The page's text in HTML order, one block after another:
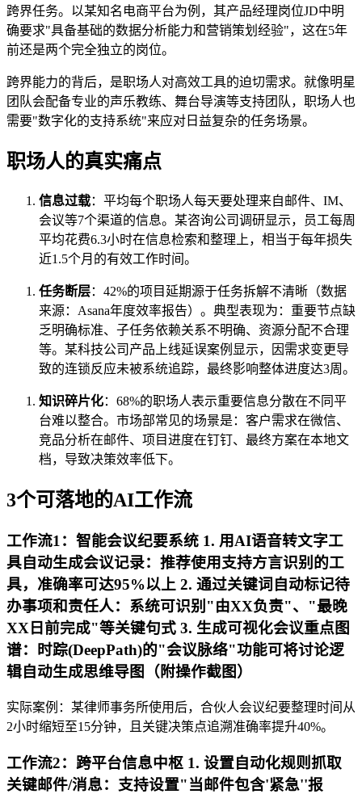
跨界任务。以某知名电商平台为例，其产品经理岗位JD中明
确要求"具备基础的数据分析能力和营销策划经验"，这在5年
前还是两个完全独立的岗位。
跨界能力的背后，是职场人对高效工具的迫切需求。就像明星
团队会配备专业的声乐教练、舞台导演等支持团队，职场人也
需要"数字化的支持系统"来应对日益复杂的任务场景。
职场人的真实痛点
信息过载：平均每个职场人每天要处理来自邮件、IM、
会议等7个渠道的信息。某咨询公司调研显示，员工每周
平均花费6.3小时在信息检索和整理上，相当于每年损失
近1.5个月的有效工作时间。
任务断层：42%的项目延期源于任务拆解不清晰（数据
来源：Asana年度效率报告）。典型表现为：重要节点缺
乏明确标准、子任务依赖关系不明确、资源分配不合理
等。某科技公司产品上线延误案例显示，因需求变更导
致的连锁反应未被系统追踪，最终影响整体进度达3周。
知识碎片化：68%的职场人表示重要信息分散在不同平
台难以整合。市场部常见的场景是：客户需求在微信、
竞品分析在邮件、项目进度在钉钉、最终方案在本地文
档，导致决策效率低下。
3个可落地的AI工作流
工作流1：智能会议纪要系统 1. 用AI语音转文字工
具自动生成会议记录：推荐使用支持方言识别的工
具，准确率可达95%以上 2. 通过关键词自动标记待
办事项和责任人：系统可识别"由XX负责"、"最晚
XX日前完成"等关键句式 3. 生成可视化会议重点图
谱：时踪(DeepPath)的"会议脉络"功能可将讨论逻
辑自动生成思维导图（附操作截图）
实际案例：某律师事务所使用后，合伙人会议纪要整理时间从
2小时缩短至15分钟，且关键决策点追溯准确率提升40%。
工作流2：跨平台信息中枢 1. 设置自动化规则抓取
关键邮件/消息：支持设置"当邮件包含'紧急''报